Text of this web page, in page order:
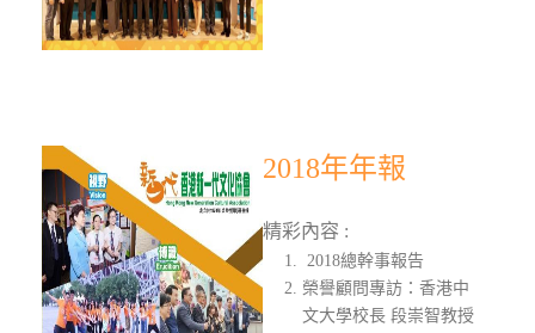
2018年年報
精彩內容 :
2018總幹事報告
榮譽顧問專訪：香港中
文大學校長 段崇智教授